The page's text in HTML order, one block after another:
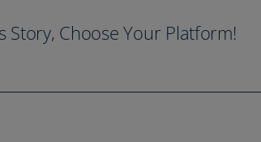
Story, Choose Your Platform!